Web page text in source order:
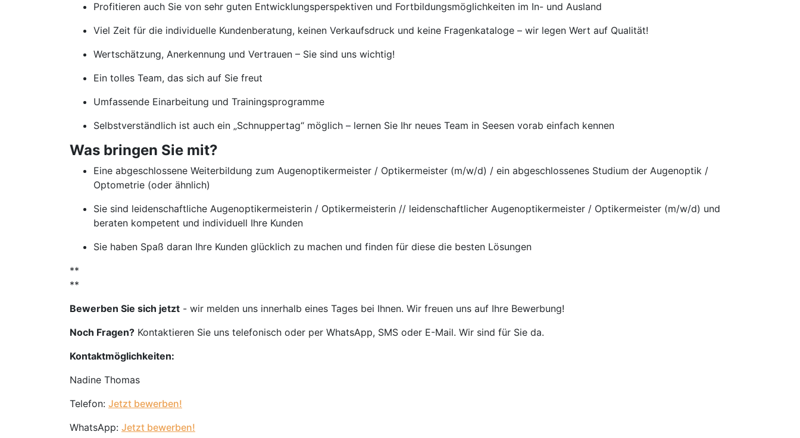
Profitieren auch Sie von sehr guten Entwicklungsperspektiven und Fortbildungsmöglichkeiten im In- und Ausland
Viel Zeit für die individuelle Kundenberatung, keinen Verkaufsdruck und keine Fragenkataloge – wir legen Wert auf Qualität!
Wertschätzung, Anerkennung und Vertrauen – Sie sind uns wichtig!
Ein tolles Team, das sich auf Sie freut
Umfassende Einarbeitung und Trainingsprogramme
Selbstverständlich ist auch ein „Schnuppertag“ möglich – lernen Sie Ihr neues Team in Seesen vorab einfach kennen
Was bringen Sie mit?
Eine abgeschlossene Weiterbildung zum Augenoptikermeister / Optikermeister (m/w/d) / ein abgeschlossenes Studium der Augenoptik /
Optometrie (oder ähnlich)
Sie sind leidenschaftliche Augenoptikermeisterin / Optikermeisterin // leidenschaftlicher Augenoptikermeister / Optikermeister (m/w/d) und
beraten kompetent und individuell Ihre Kunden
Sie haben Spaß daran Ihre Kunden glücklich zu machen und finden für diese die besten Lösungen
**
**
Bewerben Sie sich jetzt - wir melden uns innerhalb eines Tages bei Ihnen. Wir freuen uns auf Ihre Bewerbung!
Noch Fragen? Kontaktieren Sie uns telefonisch oder per WhatsApp, SMS oder E-Mail. Wir sind für Sie da.
Kontaktmöglichkeiten:
Nadine Thomas
Telefon: Jetzt bewerben!
WhatsApp: Jetzt bewerben!